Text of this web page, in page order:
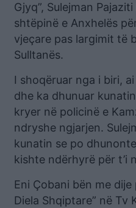
Gjyq”, Sulejman
shtëpinë e Anxhelës
vjeçare pas largimit të
Sulltanës.
I shoqëruar nga i biri,
dhe ka dhunuar
kryer në policinë e
ndryshe ngjarjen.
kunatin se po
kishte ndërhyrë për t’i
Eni Çobani bën me
Diela Shqiptare” në Tv